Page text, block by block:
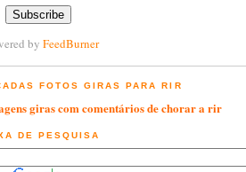
by FeedBurner
FOTOS GIRAS PARA RIR
giras com comentários de chorar a rir
DE PESQUISA